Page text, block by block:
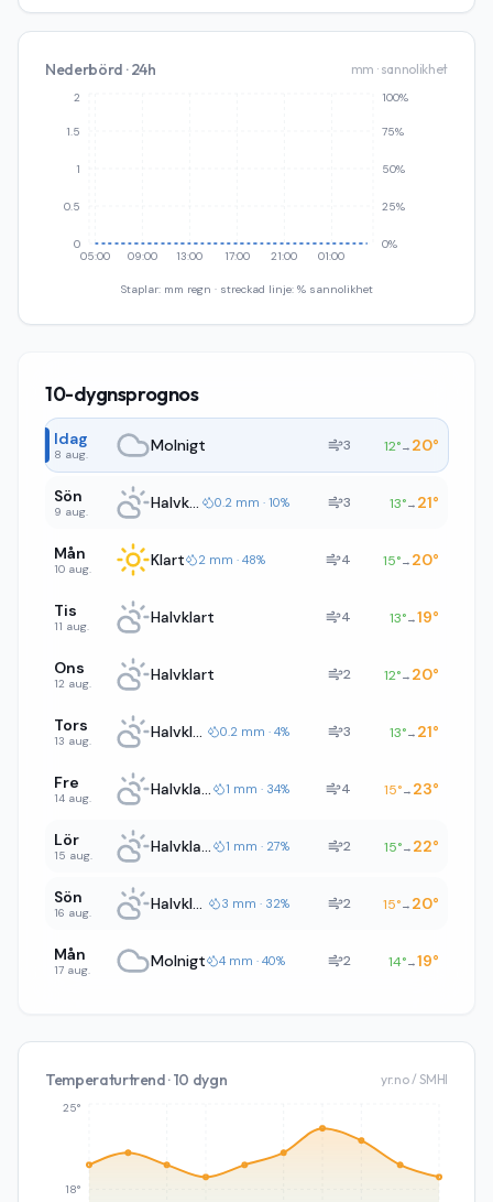
Nederbörd · 24h mm · sannolikhet
05:00 09:00 13:00 17:00 21:00 01:00
0
0.5
1
1.5
2
0%
25%
50%
75%
100%
Staplar: mm regn · streckad linje: % sannolikhet
10-dygnsprognos
Idag
8 aug. Molnigt 3 12°→ 20°
Sön
9 aug. Halvklart 0.2 mm · 10% 3 13°→ 21°
Mån
10 aug. Klart 2 mm · 48% 4 15°→ 20°
Tis
11 aug. Halvklart 4 13°→19°
Ons
12 aug. Halvklart 2 12°→ 20°
Tors
13 aug. Halvklart 0.2 mm · 4% 3 13°→ 21°
Fre
14 aug. Halvklart 1 mm · 34% 4 15°→ 23°
Lör
15 aug. Halvklart 1 mm · 27% 2 15°→ 22°
Sön
16 aug. Halvklart 3 mm · 32% 2 15°→ 20°
Mån
17 aug. Molnigt 4 mm · 40% 2 14°→19°
Temperaturtrend · 10 dygn yr.no / SMHI
18°
25°